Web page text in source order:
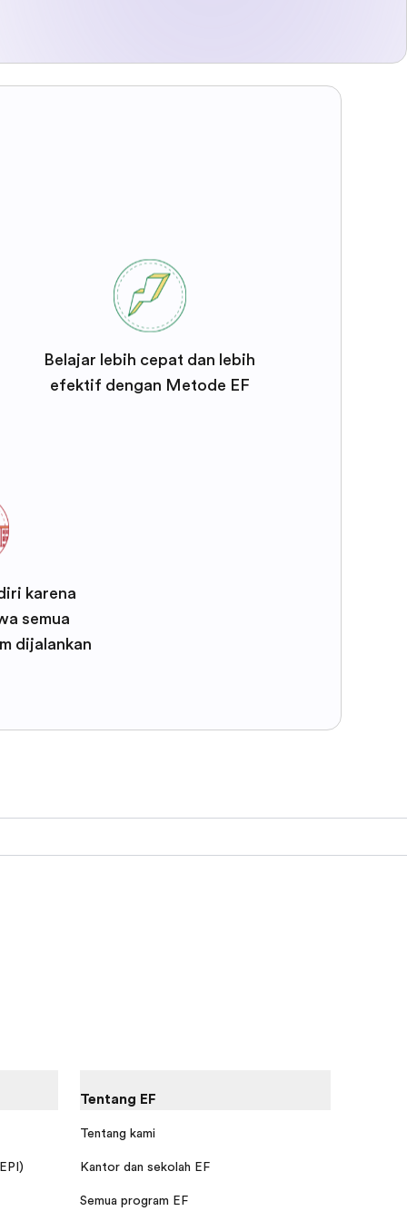
Belajar lebih cepat dan lebih
efektif dengan Metode EF
karena
semua
dijalankan
Tentang EF
Tentang kami
Kantor dan sekolah EF
Semua program EF